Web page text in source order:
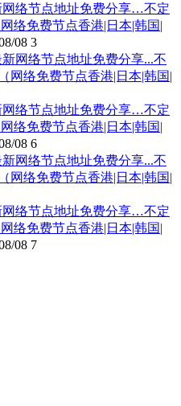
网络节点地址免费分享…不定
络免费节点香港|日本|韩国|
08 3
网络节点地址免费分享…不定
络免费节点香港|日本|韩国|
08 6
网络节点地址免费分享…不定
络免费节点香港|日本|韩国|
08 7